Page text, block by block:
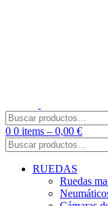
Buscar
por:
0 0 items – 0,00 €
Buscar
por:
RUEDAS
Ruedas